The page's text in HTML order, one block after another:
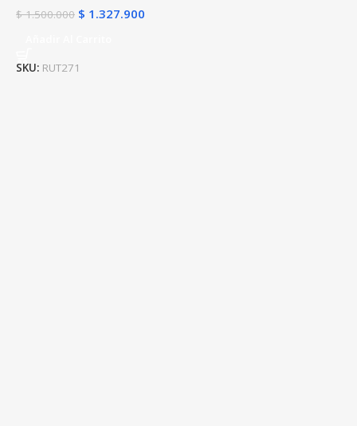
$1.500.000 $ 1.327.900
SKU: RUT271